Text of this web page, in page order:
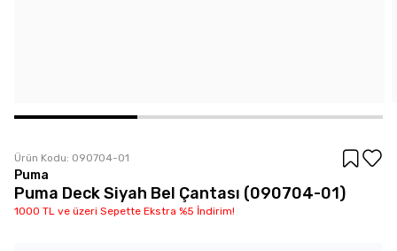
Ürün Kodu: 090704-01
Puma
Puma Deck Siyah Bel Çantası (090704-01)
1000 TL ve üzeri Sepette Ekstra %5 İndirim!